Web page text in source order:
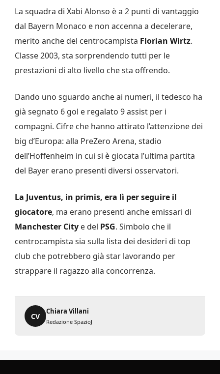
La squadra di Xabi Alonso è a 2 punti di vantaggio
dal Bayern Monaco e non accenna a decelerare,
merito anche del centrocampista Florian Wirtz.
Classe 2003, sta sorprendendo tutti per le
prestazioni di alto livello che sta offrendo.
Dando uno sguardo anche ai numeri, il tedesco ha
già segnato 6 gol e regalato 9 assist per i
compagni. Cifre che hanno attirato l’attenzione dei
big d’Europa: alla PreZero Arena, stadio
dell’Hoffenheim in cui si è giocata l’ultima partita
del Bayer erano presenti diversi osservatori.
La Juventus, in primis, era lì per seguire il
giocatore, ma erano presenti anche emissari di
Manchester City e del PSG. Simbolo che il
centrocampista sia sulla lista dei desideri di top
club che potrebbero già star lavorando per
strappare il ragazzo alla concorrenza.
CV
Chiara Villani
Redazione SpazioJ